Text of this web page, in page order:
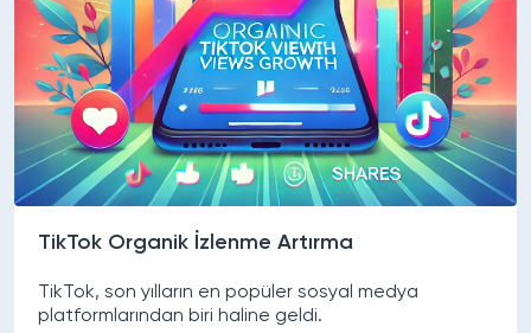
TikTok Organik İzlenme Artırma
TikTok, son yılların en popüler sosyal medya
platformlarından biri haline geldi.